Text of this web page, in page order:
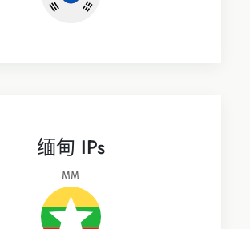
缅甸 IPs
MM